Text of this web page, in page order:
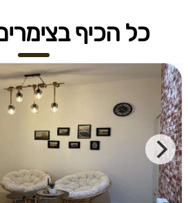
כל הכיף